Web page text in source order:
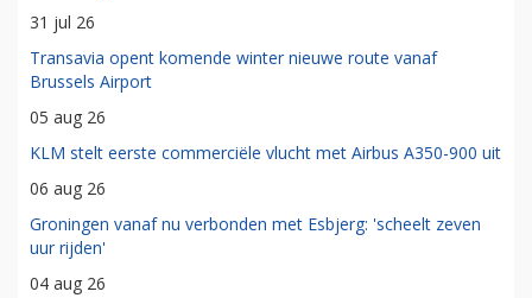
31 jul 26
Transavia opent komende winter nieuwe route vanaf
Brussels Airport
05 aug 26
KLM stelt eerste commerciële vlucht met Airbus A350-900 uit
06 aug 26
Groningen vanaf nu verbonden met Esbjerg: 'scheelt zeven
uur rijden'
04 aug 26